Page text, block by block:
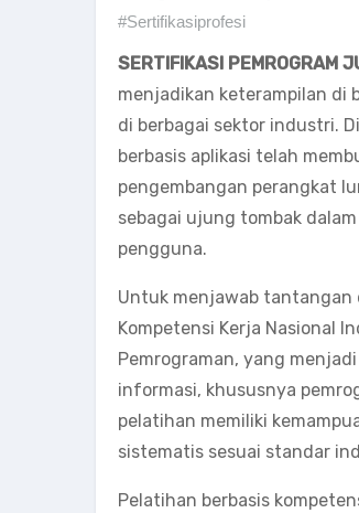
#Sertifikasiprofesi
SERTIFIKASI PEMROGRAM
menjadikan keterampilan di
di berbagai sektor industri.
berbasis aplikasi telah
pengembangan perangkat
sebagai ujung tombak
pengguna.
Untuk menjawab tantangan
Kompetensi Kerja Nasional
Pemrograman, yang
informasi, khususnya
pelatihan memiliki
sistematis sesuai standar
Pelatihan berbasis